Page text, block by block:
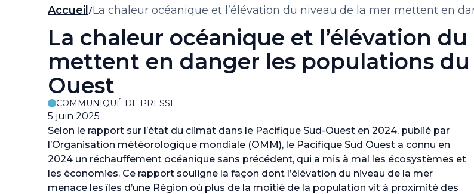
Fil
d'Ariane
Accueil La chaleur océanique et l’élévation du niveau de la mer mettent en
La chaleur océanique et l’élévation
mettent en danger les populations du
Ouest
COMMUNIQUÉ DE PRESSE
5 juin 2025
Selon le rapport sur l’état du climat dans le Pacifique Sud-Ouest en 2024, publié par
l’Organisation météorologique mondiale (OMM), le Pacifique Sud Ouest a connu en
2024 un réchauffement océanique sans précédent, qui a mis à mal les écosystèmes et
les économies. Ce rapport souligne la façon dont l’élévation du niveau de la mer
menace les îles d’une Région où plus de la moitié de la population vit à proximité des